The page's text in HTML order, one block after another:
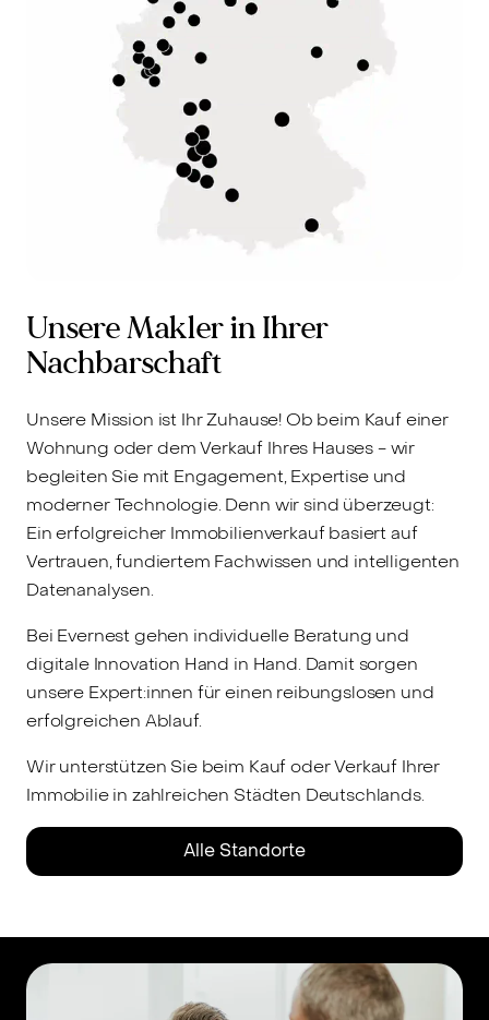
Unsere Makler in Ihrer
Nachbarschaft
Unsere Mission ist Ihr Zuhause! Ob beim Kauf einer
Wohnung oder dem Verkauf Ihres Hauses - wir
begleiten Sie mit Engagement, Expertise und
moderner Technologie. Denn wir sind überzeugt:
Ein erfolgreicher Immobilienverkauf basiert auf
Vertrauen, fundiertem Fachwissen und intelligenten
Datenanalysen.
Bei Evernest gehen individuelle Beratung und
digitale Innovation Hand in Hand. Damit sorgen
unsere Expert:innen für einen reibungslosen und
erfolgreichen Ablauf.
Wir unterstützen Sie beim Kauf oder Verkauf Ihrer
Immobilie in zahlreichen Städten Deutschlands.
Alle Standorte